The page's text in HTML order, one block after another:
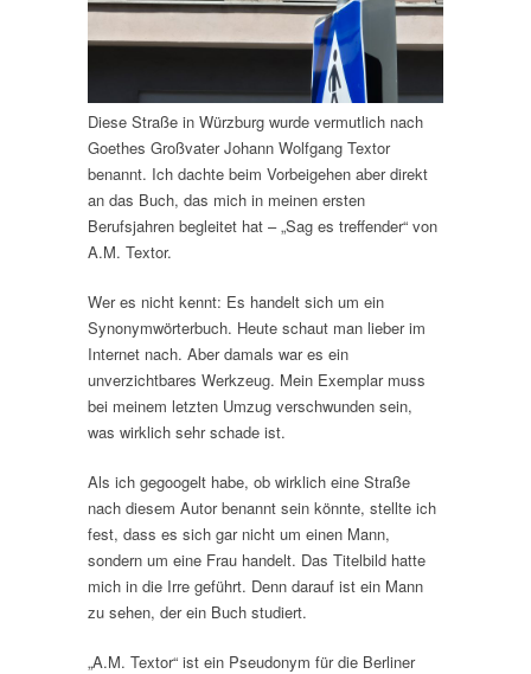
Diese Straße in Würzburg wurde vermutlich nach
Goethes Großvater Johann Wolfgang Textor
benannt. Ich dachte beim Vorbeigehen aber direkt
an das Buch, das mich in meinen ersten
Berufsjahren begleitet hat – „Sag es treffender“ von
A.M. Textor.
Wer es nicht kennt: Es handelt sich um ein
Synonymwörterbuch. Heute schaut man lieber im
Internet nach. Aber damals war es ein
unverzichtbares Werkzeug. Mein Exemplar muss
bei meinem letzten Umzug verschwunden sein,
was wirklich sehr schade ist.
Als ich gegoogelt habe, ob wirklich eine Straße
nach diesem Autor benannt sein könnte, stellte ich
fest, dass es sich gar nicht um einen Mann,
sondern um eine Frau handelt. Das Titelbild hatte
mich in die Irre geführt. Denn darauf ist ein Mann
zu sehen, der ein Buch studiert.
„A.M. Textor“ ist ein Pseudonym für die Berliner